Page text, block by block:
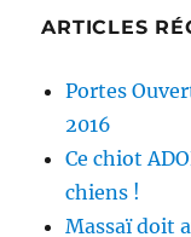
ARTICLES
Portes
2016
Ce chiot
chiens !
Massaï doit